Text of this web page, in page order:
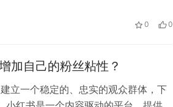
丝们透露了一个重要的计划：麦当劳
0 0
加自己的粉丝粘性？
立一个稳定的、忠实的观众群体，下